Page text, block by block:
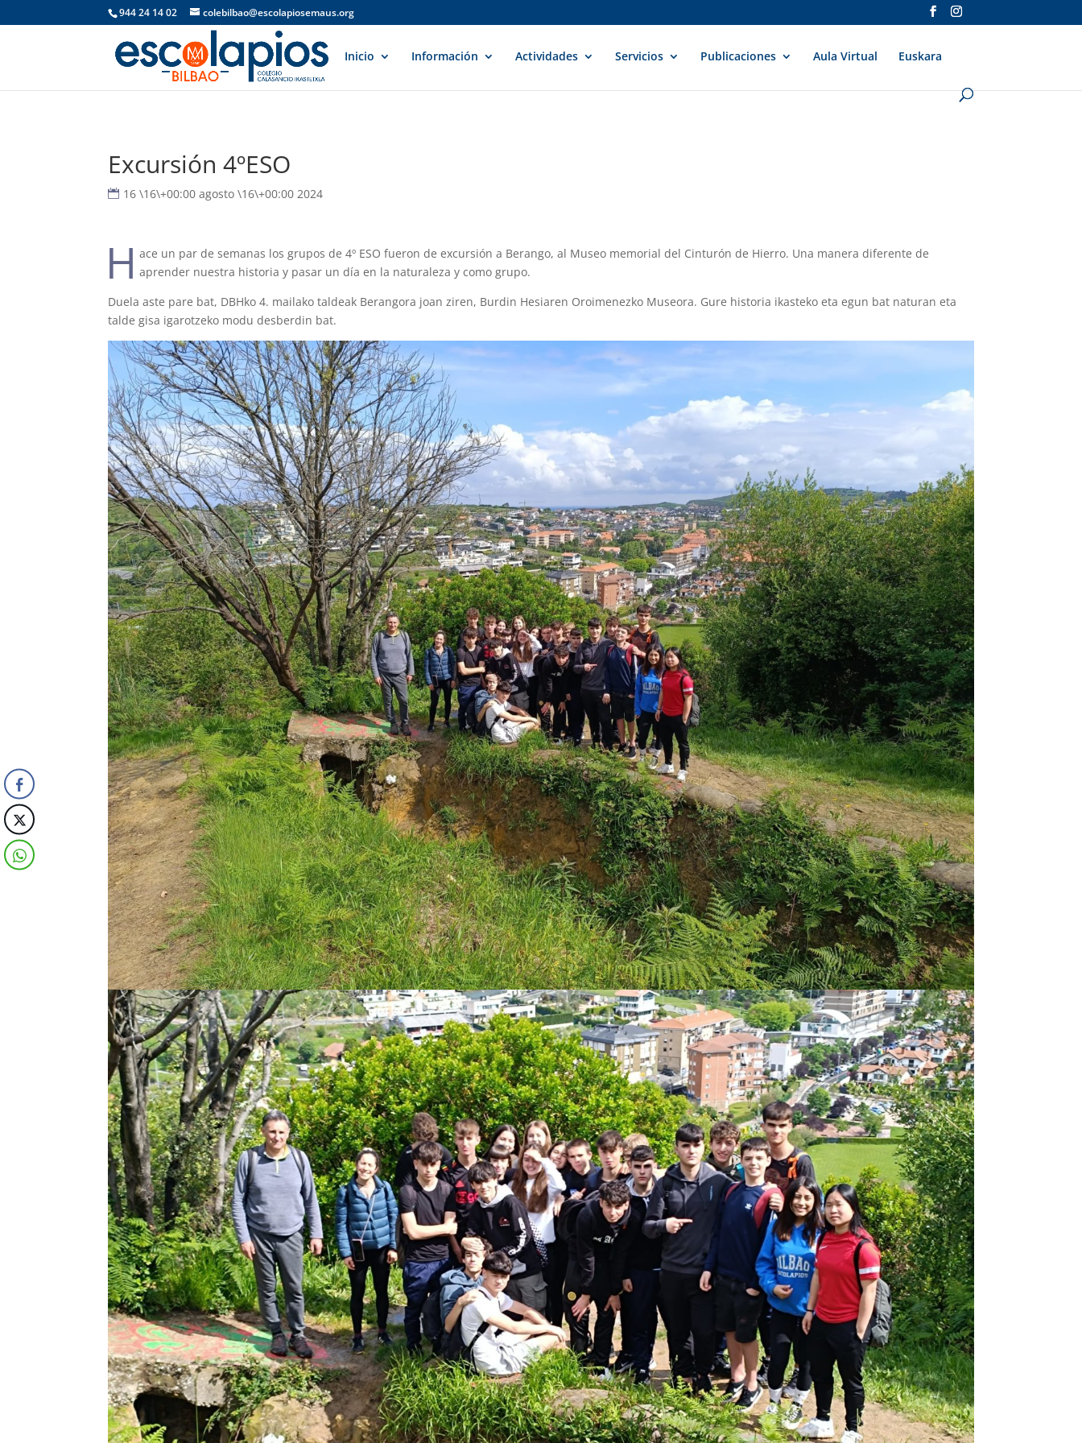
944 24 14 02 colebilbao@escolapiosemaus.org
Inicio Información Actividades Servicios Publicaciones Aula Virtual Euskara
Excursión 4ºESO
16 \16\+00:00 agosto \16\+00:00 2024
H ace un par de semanas los grupos de 4º ESO fueron de excursión a Berango, al Museo memorial del Cinturón de Hierro. Una manera diferente de
aprender nuestra historia y pasar un día en la naturaleza y como grupo.
Duela aste pare bat, DBHko 4. mailako taldeak Berangora joan ziren, Burdin Hesiaren Oroimenezko Museora. Gure historia ikasteko eta egun bat naturan eta
talde gisa igarotzeko modu desberdin bat.